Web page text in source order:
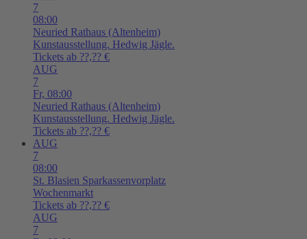
7
08:00
Neuried Rathaus (Altenheim)
Kunstausstellung. Hedwig Jägle.
Tickets ab ??,?? €
AUG
7
Fr, 08:00
Neuried Rathaus (Altenheim)
Kunstausstellung. Hedwig Jägle.
Tickets ab ??,?? €
AUG
7
08:00
St. Blasien Sparkassenvorplatz
Wochenmarkt
Tickets ab ??,?? €
AUG
7